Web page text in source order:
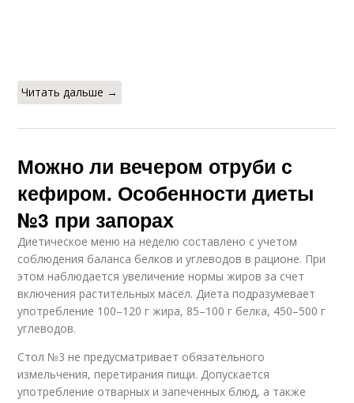
Читать дальше →
Можно ли вечером отруби с
кефиром. Особенности диеты
№3 при запорах
Диетическое меню на неделю составлено с учетом
соблюдения баланса белков и углеводов в рационе. При
этом наблюдается увеличение нормы жиров за счет
включения растительных масел. Диета подразумевает
употребление 100–120 г жира, 85–100 г белка, 450–500 г
углеводов.
Стол №3 не предусматривает обязательного
измельчения, перетирания пищи. Допускается
употребление отварных и запеченных блюд, а также